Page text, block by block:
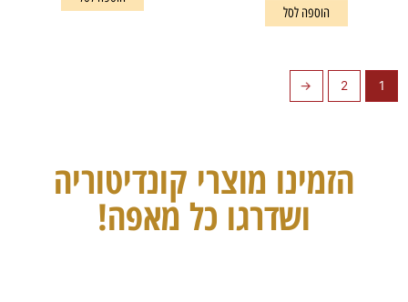
הוספה לסל
1
2
←
הזמינו מוצרי קונדיטוריה
ושדרגו כל מאפה!